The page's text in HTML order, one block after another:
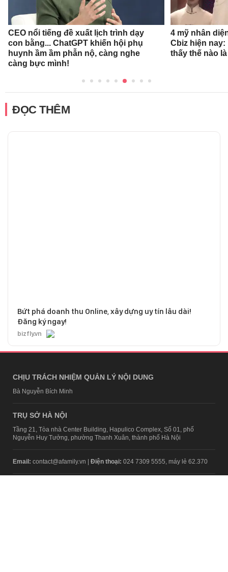
CEO nổi tiếng đề xuất lịch trình dạy
con bằng... ChatGPT khiến hội phụ
huynh ầm ầm phẫn nộ, càng nghe
càng bực mình!
4 mỹ nhân
Cbiz hiện nay:
thấy thế nào
ĐỌC THÊM
Bứt phá doanh thu Online, xây dựng uy tín lâu dài!
Đăng ký ngay!
bizfly.vn
CHỊU TRÁCH NHIỆM QUẢN LÝ NỘI DUNG
Bà Nguyễn Bích Minh
TRỤ SỞ HÀ NỘI
Tầng 21, Tòa nhà Center Building, Hapulico Complex, Số 01, phố
Nguyễn Huy Tưởng, phường Thanh Xuân, thành phố Hà Nội
Email: contact@afamily.vn | Điện thoại: 024 7309 5555, máy lẻ 62.370